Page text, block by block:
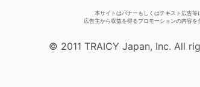
本サイトはバナーもしくはテキスト広告等
広告主から収益を得るプロモーションの内容を
© 2011 TRAICY Japan, Inc. All